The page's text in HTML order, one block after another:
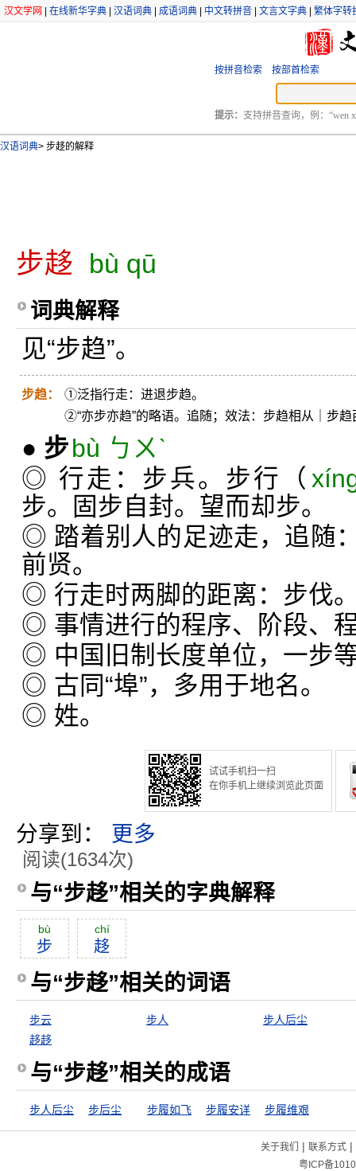
汉文学网 在线新华字典 汉语词典 成语词典 中文转拼音 文言文字典 繁体字转
按拼音检索 按部首检索
提示： 支持拼音查询，例：“wen
汉语词典> 步趍的解释
步趍 bù qū
词典解释
见“步趋”。
步趋：
①泛指行走：进退步趋。
②“亦步亦趋”的略语。追随；效法：步趋相从｜步趋
● 步bù ㄅㄨˋ
◎ 行走：步兵。步行（
步。固步自封。望而却步。
◎ 踏着别人的足迹走，追随
前贤。
◎ 行走时两脚的距离：步伐
◎ 事情进行的程序、阶段、
◎ 中国旧制长度单位，一步
◎ 古同“埠”，多用于地名。
◎ 姓。
试试手机扫一扫
在你手机上继续浏览此页面
分享到： 更多
阅读(1634次)
与“步趍”相关的字典解释
bù
步
chí
趍
与“步趍”相关的词语
步云 步人
步人后尘
趍趍
与“步趍”相关的成语
步人后尘 步后尘 步履如飞 步履安详 步履维艰
关于我们 | 联系方式|
粤ICP备